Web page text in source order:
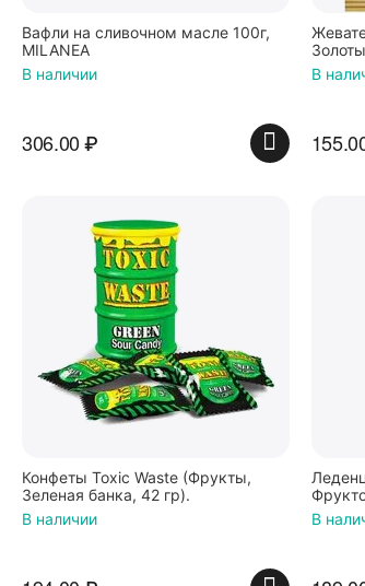
Вафли на сливочном масле 100г,
MILANEA
В наличии
306.00₽
В
Конфеты Toxic Waste (Фрукты,
Зеленая банка, 42 гр).
В наличии
банка
В